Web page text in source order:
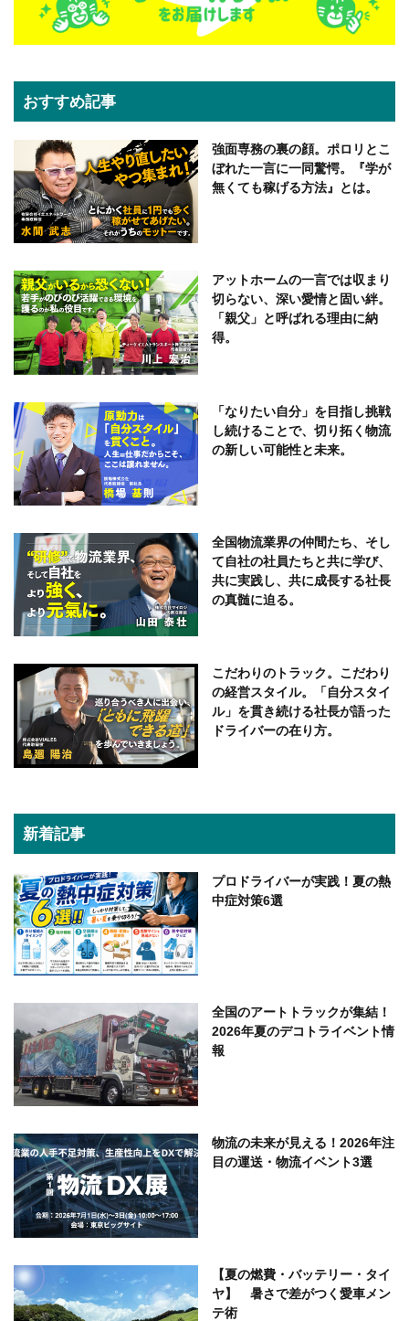
おすすめ記事
強面専務の裏の顔。ポロリとこ
ぼれた一言に一同驚愕。『学が
無くても稼げる方法』とは。
アットホームの一言では収まり
切らない、深い愛情と固い絆。
「親父」と呼ばれる理由に納
得。
「なりたい自分」を目指し挑戦
し続けることで、切り拓く物流
の新しい可能性と未来。
全国物流業界の仲間たち、そし
て自社の社員たちと共に学び、
共に実践し、共に成長する社長
の真髄に迫る。
こだわりのトラック。こだわり
の経営スタイル。「自分スタイ
ル」を貫き続ける社長が語った
ドライバーの在り方。
新着記事
プロドライバーが実践！夏の熱
中症対策6選
全国のアートトラックが集結！
2026年夏のデコトライベント情
報
物流の未来が見える！2026年注
目の運送・物流イベント3選
【夏の燃費・バッテリー・タイ
ヤ】 暑さで差がつく愛車メン
テ術